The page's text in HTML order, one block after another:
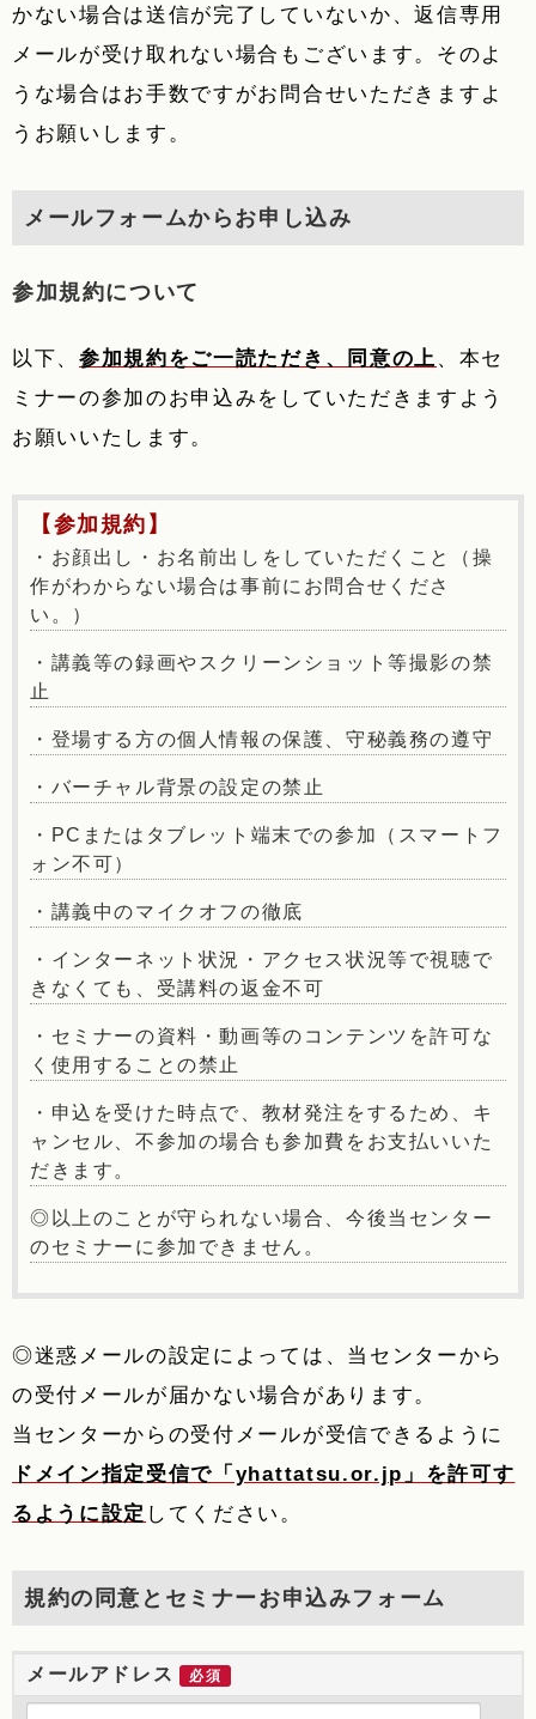
かない場合は送信が完了していないか、返信専用
メールが受け取れない場合もございます。そのよ
うな場合はお手数ですがお問合せいただきますよ
うお願いします。
メールフォームからお申し込み
参加規約について
以下、参加規約をご一読ただき、同意の上 、本セ
ミナーの参加のお申込みをしていただきますよう
お願いいたします。
【参加規約】
・お顔出し・お名前出しをしていただくこと（操
作がわからない場合は事前にお問合せくださ
い。）
・講義等の録画やスクリーンショット等撮影の禁
止
・登場する方の個人情報の保護、守秘義務の遵守
・バーチャル背景の設定の禁止
・PCまたはタブレット端末での参加（スマートフ
ォン不可）
・講義中のマイクオフの徹底
・インターネット状況・アクセス状況等で視聴で
きなくても、受講料の返金不可
・セミナーの資料・動画等のコンテンツを許可な
く使用することの禁止
・申込を受けた時点で、教材発注をするため、キ
ャンセル、不参加の場合も参加費をお支払いいた
だきます。
◎以上のことが守られない場合、今後当センター
のセミナーに参加できません。
◎迷惑メールの設定によっては、当センターから
の受付メールが届かない場合があります。
当センターからの受付メールが受信できるように
ドメイン指定受信で「yhattatsu.or.jp」を許可す
るように設定 してください。
規約の同意とセミナーお申込みフォーム
メールアドレス 必須